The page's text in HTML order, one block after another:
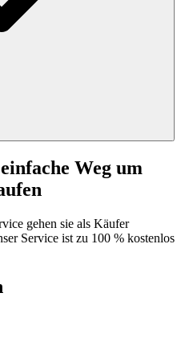
Weg um
gehen sie als Käufer
Service ist zu 100 % kostenlos